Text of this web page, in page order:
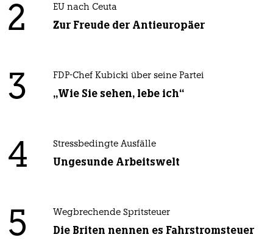
2 EU nach Ceuta
Zur Freude der Antieuropäer
3 FDP-Chef Kubicki über seine Partei
„Wie Sie sehen, lebe ich“
4 Stressbedingte Ausfälle
Ungesunde Arbeitswelt
5 Wegbrechende Spritsteuer
Die Briten nennen es Fahrstromsteuer